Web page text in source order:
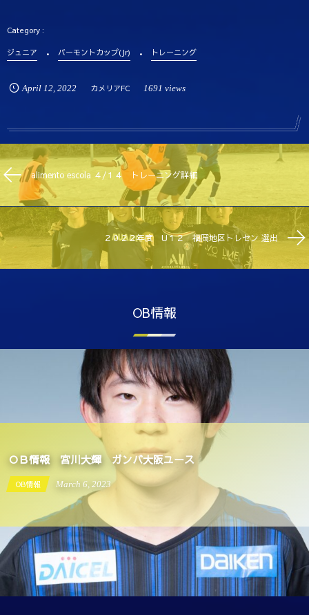
ジュニア バーモントカップ(Jr) トレーニング
April 12, 2022 カメリアFC 1691 views
alimento escola ４/１４ トレーニング詳細
２０２２年度 U１２ 福岡地区トレセン 選出
OB情報
ＯＢ情報 宮川大輝 ガンバ大阪ユース
OB情報 March 6 2023